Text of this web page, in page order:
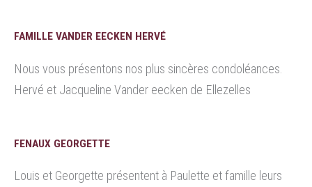
FAMILLE VANDER EECKEN HERVÉ
Nous vous présentons nos plus sincères condoléances.
Hervé et Jacqueline Vander eecken de Ellezelles
FENAUX GEORGETTE
Louis et Georgette présentent à Paulette et famille leurs